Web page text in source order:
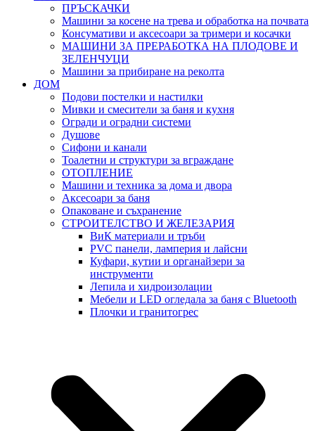
ПРЪСКАЧКИ
Машини за косене на трева и обработка на почвата
Консумативи и аксесоари за тримери и косачки
МАШИНИ ЗА ПРЕРАБОТКА НА ПЛОДОВЕ И
ЗЕЛЕНЧУЦИ
Машини за прибиране на реколта
ДОМ
Подови постелки и настилки
Мивки и смесители за баня и кухня
Огради и оградни системи
Душове
Сифони и канали
Тоалетни и структури за вграждане
ОТОПЛЕНИЕ
Машини и техника за дома и двора
Аксесоари за баня
Опаковане и съхранение
СТРОИТЕЛСТВО И ЖЕЛЕЗАРИЯ
ВиК материали и тръби
PVC панели, ламперия и лайсни
Куфари, кутии и органайзери за
инструменти
Лепила и хидроизолации
Мебели и LED огледала за баня с Bluetooth
Плочки и гранитогрес